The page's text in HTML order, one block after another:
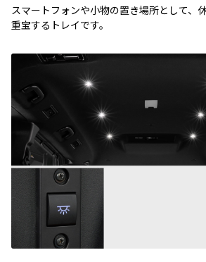
スマートフォンや小物の置き場所として、
重宝するトレイです。